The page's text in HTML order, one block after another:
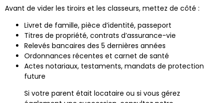
Avant de vider les tiroirs et les classeurs, mettez de côté :
Livret de famille, pièce d’identité, passeport
Titres de propriété, contrats d’assurance-vie
Relevés bancaires des 5 dernières années
Ordonnances récentes et carnet de santé
Actes notariaux, testaments, mandats de protection
future
Si votre parent était locataire ou si vous gérez